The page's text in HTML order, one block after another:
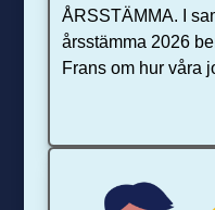
ÅRSSTÄMMA. I
årsstämma 2026
Frans om hur våra